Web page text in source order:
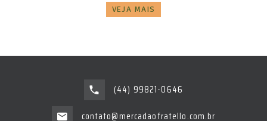
VEJA MAIS
(44) 99821-0646
contato@mercadaofratello.com.br